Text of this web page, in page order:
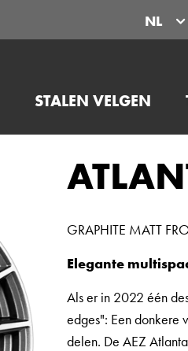
NL
STALEN VELGEN
GRAPHITE MATT
Elegante
Als er in 2022 één
edges": Een donkere
delen. De AEZ